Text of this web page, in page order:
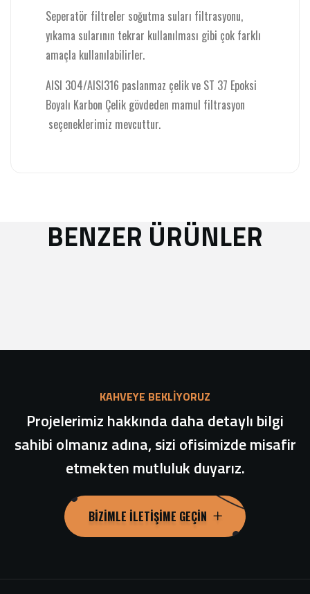
Seperatör filtreler soğutma suları filtrasyonu,
yıkama sularının tekrar kullanılması gibi çok farklı
amaçla kullanılabilirler.
AISI 304/AISI316 paslanmaz çelik ve ST 37 Epoksi
Boyalı Karbon Çelik gövdeden mamul filtrasyon
seçeneklerimiz mevcuttur.
BENZER ÜRÜNLER
KAHVEYE BEKLİYORUZ
Projelerimiz hakkında daha detaylı bilgi
sahibi olmanız adına, sizi ofisimizde misafir
etmekten mutluluk duyarız.
BIZIMLE İLETIŞIME GEÇIN